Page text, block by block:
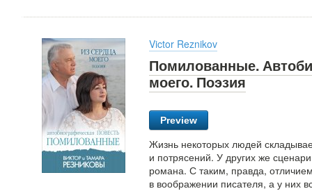
Victor Reznikov
Помилованные.
моего. Поэзия
Preview
Жизнь некоторых людей
и потрясений. У других же
романа. С таким, правда,
в воображении писателя, а у них